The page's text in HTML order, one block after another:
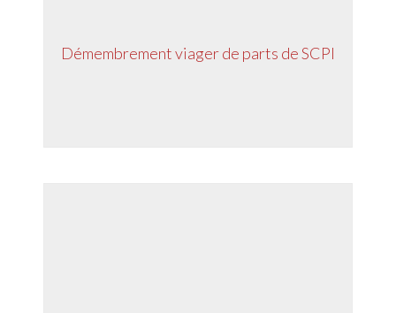
Démembrement viager de parts de SCPI